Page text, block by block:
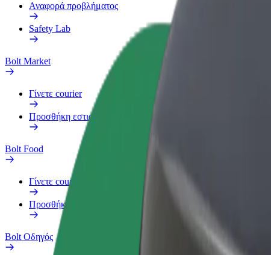
Αναφορά προβλήματος
Safety Lab
Bolt Market
Γίνετε courier
Προσθήκη εστιατορίου ή καταστήματος
Bolt Food
Γίνετε courier
Προσθήκη εστιατορίου ή καταστήματος
Bolt Οδηγός